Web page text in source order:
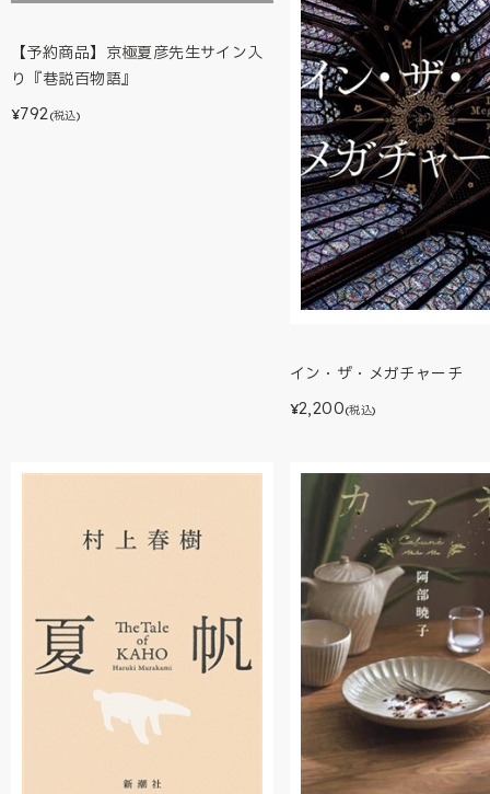
【予約商品】京極夏彦先生サイン入
り『巷説百物語』
¥792(税込)
イン・ザ・メガチャーチ
¥2,200(税込)